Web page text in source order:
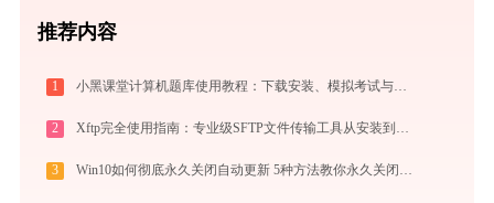
推荐内容
1 小黑课堂计算机题库使用教程：下载安装、模拟考试与高效刷题全攻略
2 Xftp完全使用指南：专业级SFTP文件传输工具从安装到精通（2026最新）
3 Win10如何彻底永久关闭自动更新 5种方法教你永久关闭win10自动更新